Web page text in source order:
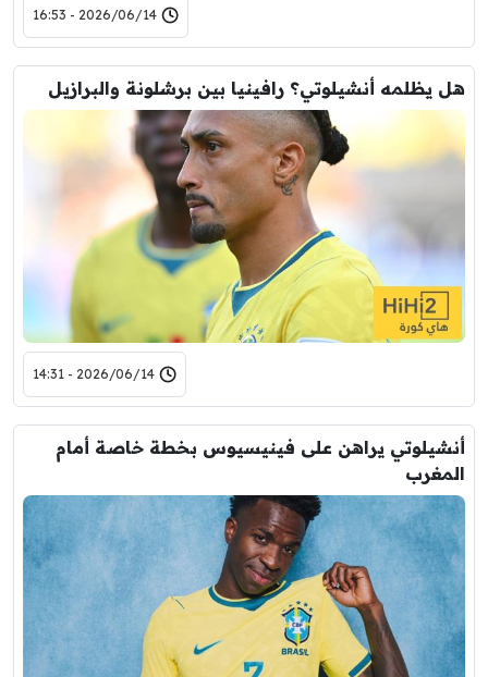
2026/06/14 - 16:53
هل يظلمه أنشيلوتي؟ رافينيا بين برشلونة والبرازيل
2026/06/14 - 14:31
أنشيلوتي يراهن على فينيسيوس بخطة خاصة أمام
المغرب